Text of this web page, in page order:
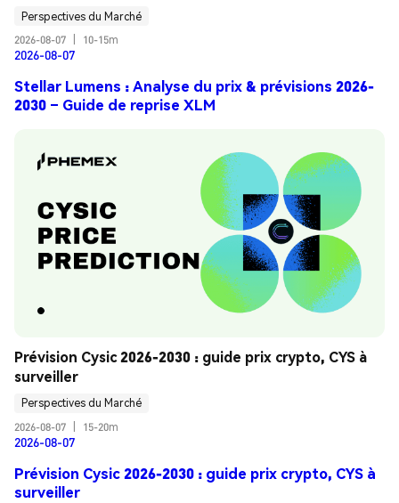
Perspectives du Marché
2026-08-07
10-15m
2026-08-07
Stellar Lumens : Analyse du prix & prévisions 2026-
2030 – Guide de reprise XLM
Prévision Cysic 2026-2030 : guide prix crypto, CYS à
surveiller
Perspectives du Marché
2026-08-07
15-20m
2026-08-07
Prévision Cysic 2026-2030 : guide prix crypto, CYS à
surveiller